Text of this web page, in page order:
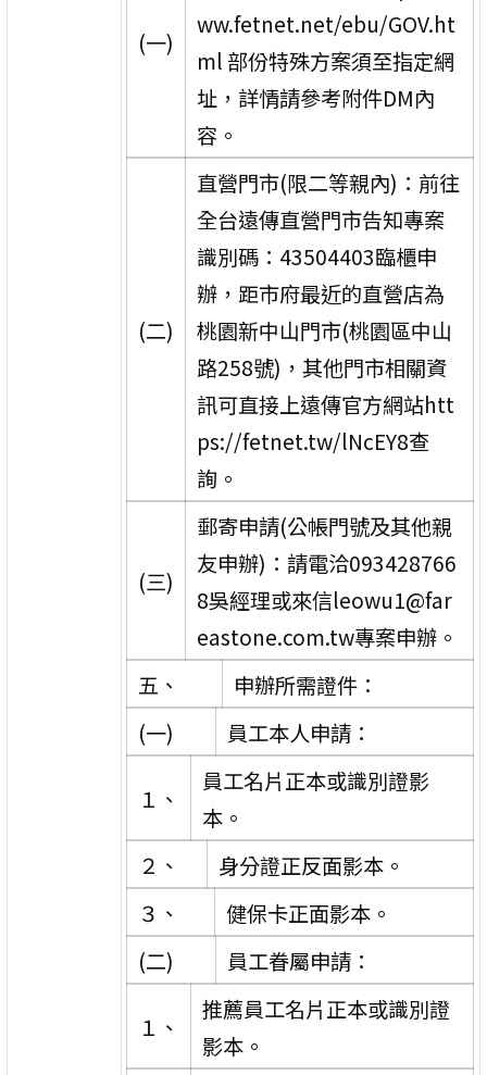
(一)
ww.fetnet.net/ebu/GOV.ht
ml 部份特殊方案須至指定網
址，詳情請參考附件DM內
容。
(二)
直營門市(限二等親內)：前往
全台遠傳直營門市告知專案
識別碼：43504403臨櫃申
辦，距市府最近的直營店為
桃園新中山門市(桃園區中山
路258號)，其他門市相關資
訊可直接上遠傳官方網站htt
ps://fetnet.tw/lNcEY8查
詢。
(三)
郵寄申請(公帳門號及其他親
友申辦)：請電洽093428766
8吳經理或來信leowu1@far
eastone.com.tw專案申辦。
五、
申辦所需證件：
(一)
員工本人申請：
１、
員工名片正本或識別證影
本。
２、
身分證正反面影本。
３、
健保卡正面影本。
(二)
員工眷屬申請：
１、
推薦員工名片正本或識別證
影本。